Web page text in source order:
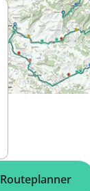
Routeplanner